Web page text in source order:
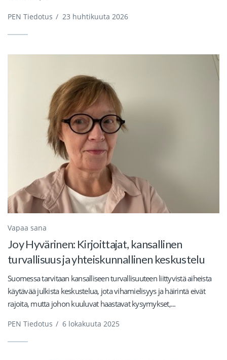
PEN Tiedotus / 23 huhtikuuta 2026
Vapaa sana
Joy Hyvärinen: Kirjoittajat, kansallinen
turvallisuus ja yhteiskunnallinen keskustelu
Suomessa tarvitaan kansalliseen turvallisuuteen liittyvistä aiheista
käytävää julkista keskustelua, jota vihamielisyys ja häirintä eivät
rajoita, mutta johon kuuluvat haastavat kysymykset,...
PEN Tiedotus / 6 lokakuuta 2025